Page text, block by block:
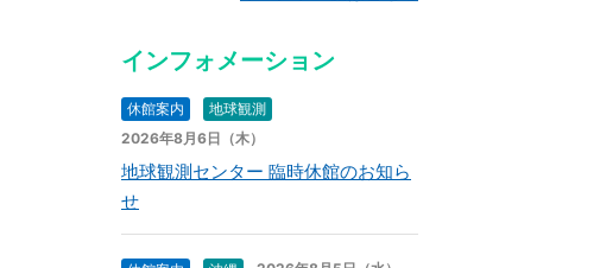
インフォメーション
休館案内
地球観測
2026年8月6日（木）
地球観測センター 臨時休館のお知ら
せ